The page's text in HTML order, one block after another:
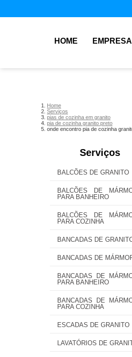
HOME EMPRESA
Home
Serviços
pias de cozinha em granito
pia de cozinha granito preto
onde encontro pia de cozinha
Serviços
BALCÕES DE GRANITO
BALCÕES DE
PARA BANHEIRO
BALCÕES DE
PARA COZINHA
BANCADAS DE
BANCADAS DE
BANCADAS DE
PARA BANHEIRO
BANCADAS DE
PARA COZINHA
ESCADAS DE GRANITO
LAVATÓRIOS DE